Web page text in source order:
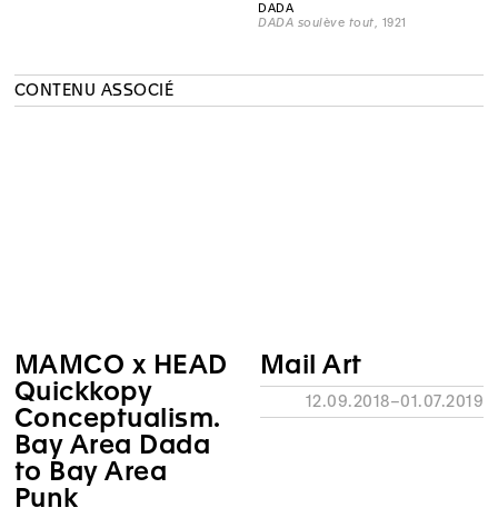
DADA
DADA soulève tout , 1921
CONTENU ASSOCIÉ
MAMCO x HEAD
Quickkopy
Conceptualism.
Bay Area Dada
to Bay Area
Punk
Mail Art
12.09.2018–01.07.2019